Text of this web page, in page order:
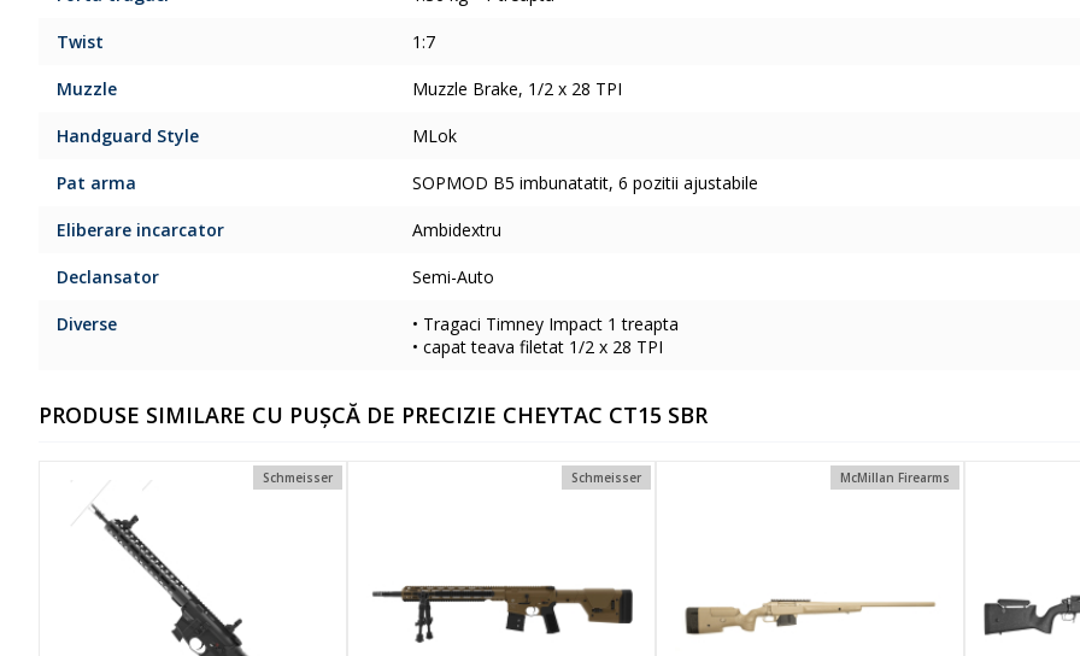
Twist 1:7
Muzzle Muzzle Brake, 1/2 x 28 TPI
Handguard Style MLok
Pat arma SOPMOD B5 imbunatatit, 6 pozitii ajustabile
Eliberare incarcator Ambidextru
Declansator Semi-Auto
Diverse
• Tragaci Timney Impact 1 treapta
• capat teava filetat 1/2 x 28 TPI
PRODUSE SIMILARE CU PUȘCĂ DE PRECIZIE CHEYTAC CT15 SBR
Schmeisser Schmeisser McMillan Firearms